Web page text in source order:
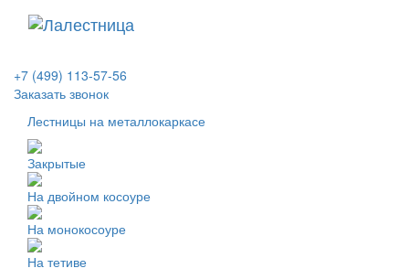
+7 (499) 113-57-56
Заказать звонок
Лестницы на металлокаркасе
Закрытые
На двойном косоуре
На монокосоуре
На тетиве